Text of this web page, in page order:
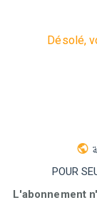
Désolé,
POUR
L'abonnement